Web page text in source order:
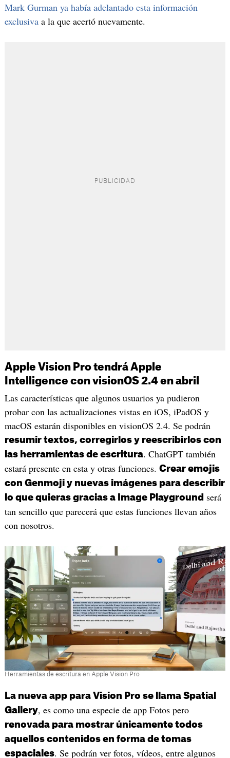
Mark Gurman ya había adelantado esta información
exclusivaa la que acertó nuevamente.
Apple Vision Pro tendrá Apple
Intelligence con visionOS 2.4 en abril
Las características que algunos usuarios ya pudieron
probar con las actualizaciones vistas en iOS, iPadOS y
macOS estarán disponibles en visionOS 2.4. Se podrán
resumir textos, corregirlos y reescribirlos con
las herramientas de escritura. ChatGPT también
estará presente en esta y otras funciones. Crear emojis
con Genmoji y nuevas imágenes para describir
lo que quieras gracias a Image Playground será
tan sencillo que parecerá que estas funciones llevan años
con nosotros.
Herramientas de escritura en Apple Vision Pro
La nueva app para Vision Pro se llama Spatial
Gallery, es como una especie de app Fotos pero
renovada para mostrar únicamente todos
aquellos contenidos en forma de tomas
espaciales. Se podrán ver fotos, vídeos, entre algunos